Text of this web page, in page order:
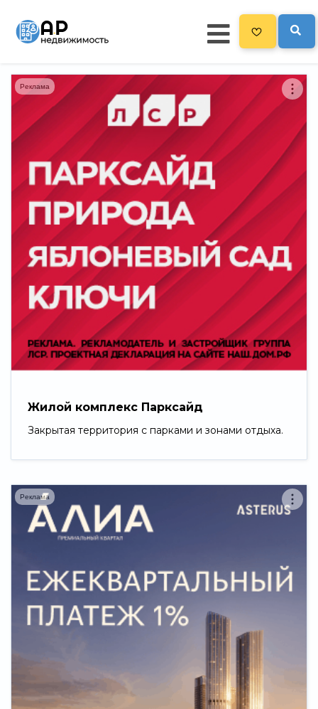
Главная
Все новостройки 3300
Новостройки на карте
Блог
Черный список ЖК
Рекламодателям
Политика конфиденциальности
Карта сайта
Жилой комплекс Парксайд
Закрытая территория с парками и зонами отдыха.
Реклама
Реклама